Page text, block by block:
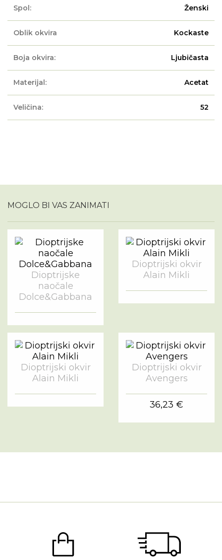
Spol: Ženski
Oblik okvira Kockaste
Boja okvira: Ljubičasta
Materijal: Acetat
Veličina: 52
MOGLO BI VAS ZANIMATI
Dioptrijske
naočale
Dolce&Gabbana
Dioptrijski okvir
Alain Mikli
Dioptrijski okvir
Alain Mikli
Dioptrijski okvir
Avengers
36,23 €